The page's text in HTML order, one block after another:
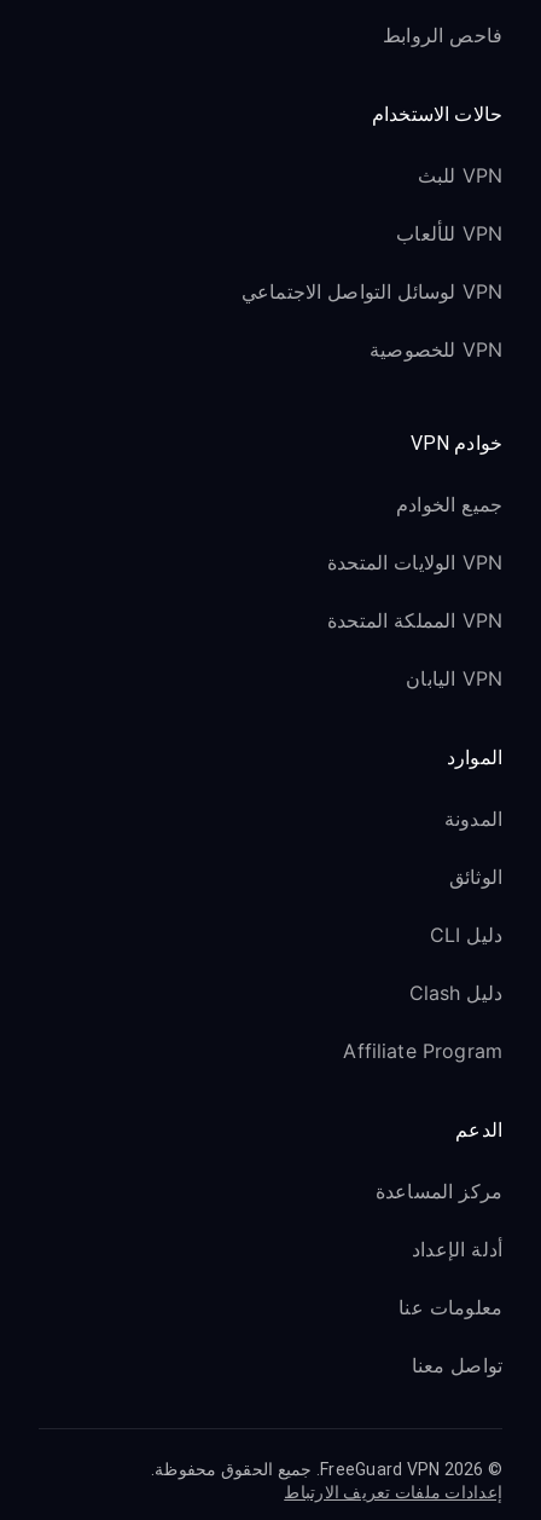
فاحص الروابط
حالات الاستخدام
VPN للبث
VPN للألعاب
VPN لوسائل التواصل الاجتماعي
VPN للخصوصية
خوادم VPN
جميع الخوادم
VPN الولايات المتحدة
VPN المملكة المتحدة
VPN اليابان
الموارد
المدونة
الوثائق
دليل CLI
دليل Clash
Affiliate Program
الدعم
مركز المساعدة
أدلة الإعداد
معلومات عنا
تواصل معنا
© 2026 FreeGuard VPN. جميع الحقوق محفوظة.
إعدادات ملفات تعريف الارتباط